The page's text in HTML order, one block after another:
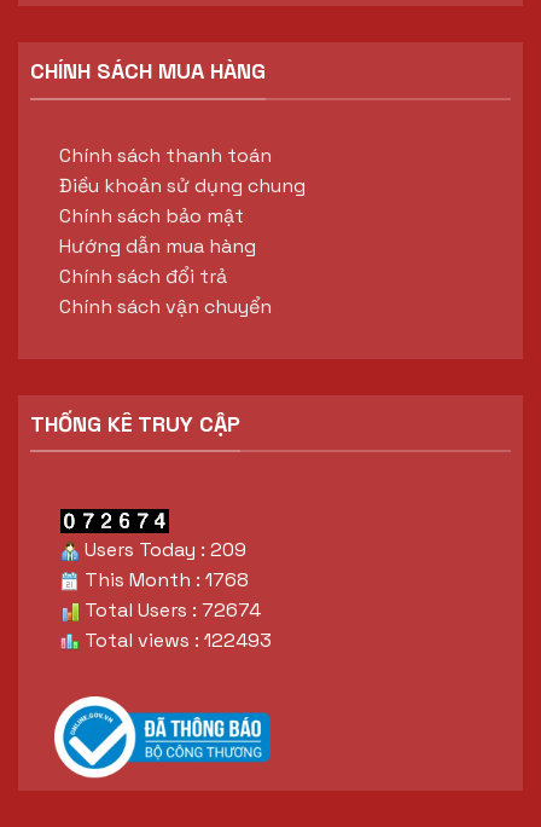
CHÍNH SÁCH MUA HÀNG
Chính sách thanh toán
Điều khoản sử dụng chung
Chính sách bảo mật
Hướng dẫn mua hàng
Chính sách đổi trả
Chính sách vận chuyển
THỐNG KÊ TRUY CẬP
Users Today : 209
This Month : 1768
Total Users : 72674
Total views : 122493